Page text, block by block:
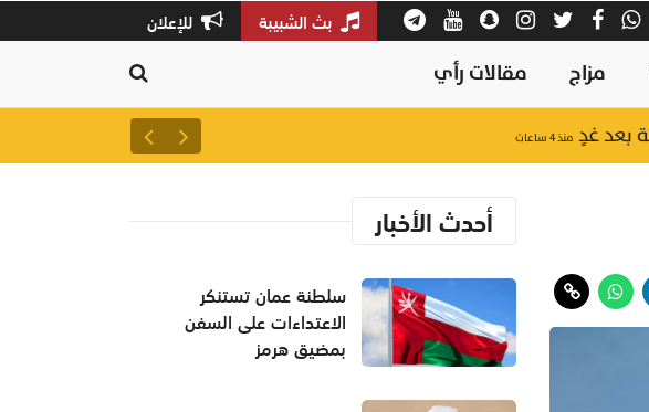
بث الشبيبة للإعلان
مزاج مقالات رأي
منذ ٤ ساعات سلطنة عمان تستنكر
أحدث الأخبار
سلطنة عمان تستنكر
الاعتداءات على السفن
بمضيق هرمز